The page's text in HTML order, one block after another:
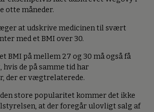
otte måneder.
at udskrive medicinen til svært
med et BMI over 30.
BMI på mellem 27 og 30 må også få
hvis de på samme tid har
der er vægtrelaterede.
store popularitet kommer det ikke
at der foregår ulovligt salg af